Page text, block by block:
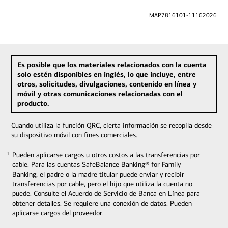
MAP7816101-11162026
Es posible que los materiales relacionados con la cuenta
solo estén disponibles en inglés, lo que incluye, entre
otros, solicitudes, divulgaciones, contenido en línea y
móvil y otras comunicaciones relacionadas con el
producto.
Cuando utiliza la función QRC, cierta información se recopila desde
su dispositivo móvil con fines comerciales.
Pueden aplicarse cargos u otros costos a las transferencias por
cable. Para las cuentas SafeBalance Banking® for Family
Banking, el padre o la madre titular puede enviar y recibir
transferencias por cable, pero el hijo que utiliza la cuenta no
puede. Consulte el Acuerdo de Servicio de Banca en Línea para
obtener detalles. Se requiere una conexión de datos. Pueden
aplicarse cargos del proveedor.
1